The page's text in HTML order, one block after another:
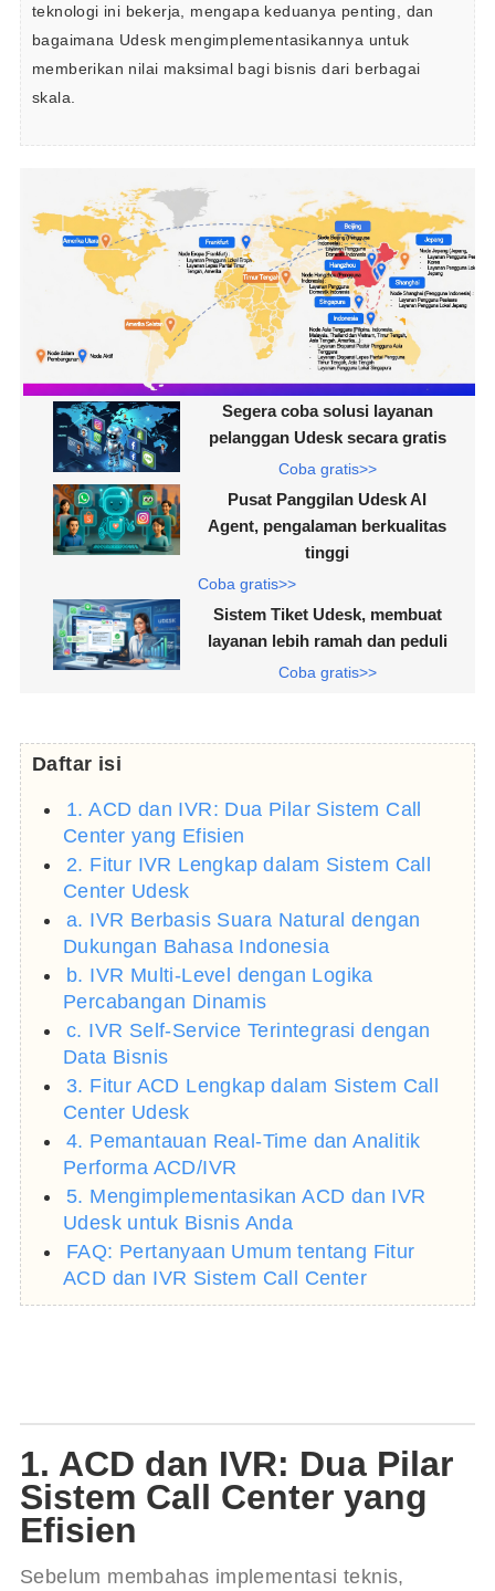
teknologi ini bekerja, mengapa keduanya penting, dan
bagaimana Udesk mengimplementasikannya untuk
memberikan nilai maksimal bagi bisnis dari berbagai
skala.
Segera coba solusi layanan
pelanggan Udesk secara gratis
Coba gratis>>
Pusat Panggilan Udesk AI
Agent, pengalaman berkualitas
tinggi
Coba gratis>>
Sistem Tiket Udesk, membuat
layanan lebih ramah dan peduli
Coba gratis>>
Daftar isi
1. ACD dan IVR: Dua Pilar Sistem Call
Center yang Efisien
2. Fitur IVR Lengkap dalam Sistem Call
Center Udesk
a. IVR Berbasis Suara Natural dengan
Dukungan Bahasa Indonesia
b. IVR Multi-Level dengan Logika
Percabangan Dinamis
c. IVR Self-Service Terintegrasi dengan
Data Bisnis
3. Fitur ACD Lengkap dalam Sistem Call
Center Udesk
4. Pemantauan Real-Time dan Analitik
Performa ACD/IVR
5. Mengimplementasikan ACD dan IVR
Udesk untuk Bisnis Anda
FAQ: Pertanyaan Umum tentang Fitur
ACD dan IVR Sistem Call Center
1. ACD dan IVR: Dua Pilar
Sistem Call Center yang
Efisien
Sebelum membahas implementasi teknis,